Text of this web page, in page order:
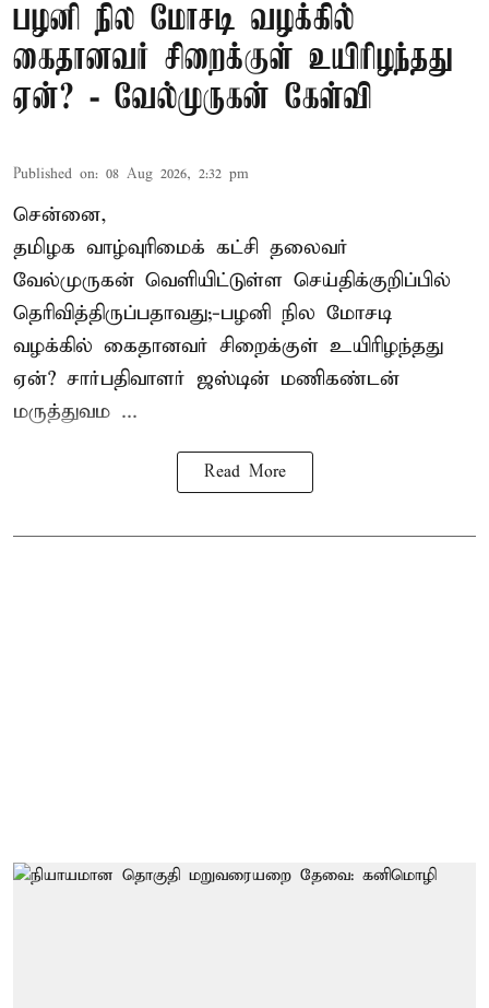
பழனி நில மோசடி வழக்கில்
கைதானவர் சிறைக்குள் உயிரிழந்தது
ஏன்? - வேல்முருகன் கேள்வி
Published on: 08 Aug 2026, 2:32 pm
சென்னை,
தமிழக வாழ்வுரிமைக் கட்சி தலைவர்
வேல்முருகன் வெளியிட்டுள்ள செய்திக்குறிப்பில்
தெரிவித்திருப்பதாவது;-பழனி நில மோசடி
வழக்கில் கைதானவர் சிறைக்குள் உயிரிழந்தது
ஏன்? சார்பதிவாளர் ஜஸ்டின் மணிகண்டன்
மருத்துவம ...
Read More